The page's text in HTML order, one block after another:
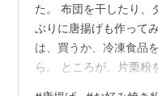
た。 布団を干したり、
ぶりに唐揚げも作って
は、買うか、冷凍食品
ら。 ところが、片栗粉